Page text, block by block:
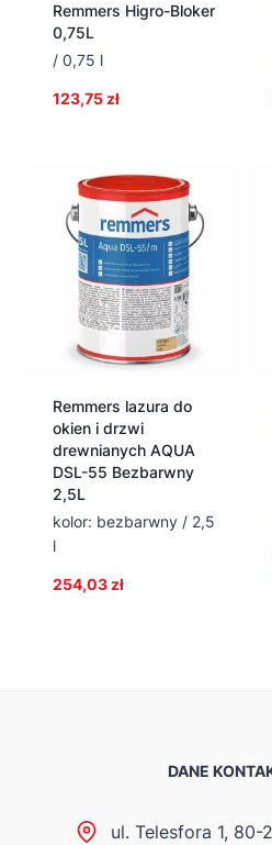
Remmers Higro-Bloker
0,75L
/ 0,75 l
123,75 zł
Remmers lazura do
okien i drzwi
drewnianych AQUA
DSL-55 Bezbarwny
2,5L
kolor: bezbarwny / 2,5
l
254,03 zł
DANE
ul. Telesfora 1,